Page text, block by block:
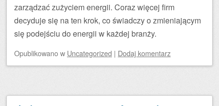
zarządzać zużyciem energii. Coraz więcej firm
decyduje się na ten krok, co świadczy o zmieniającym
się podejściu do energii w każdej branży.
Opublikowanow Uncategorized | Dodaj komentarz